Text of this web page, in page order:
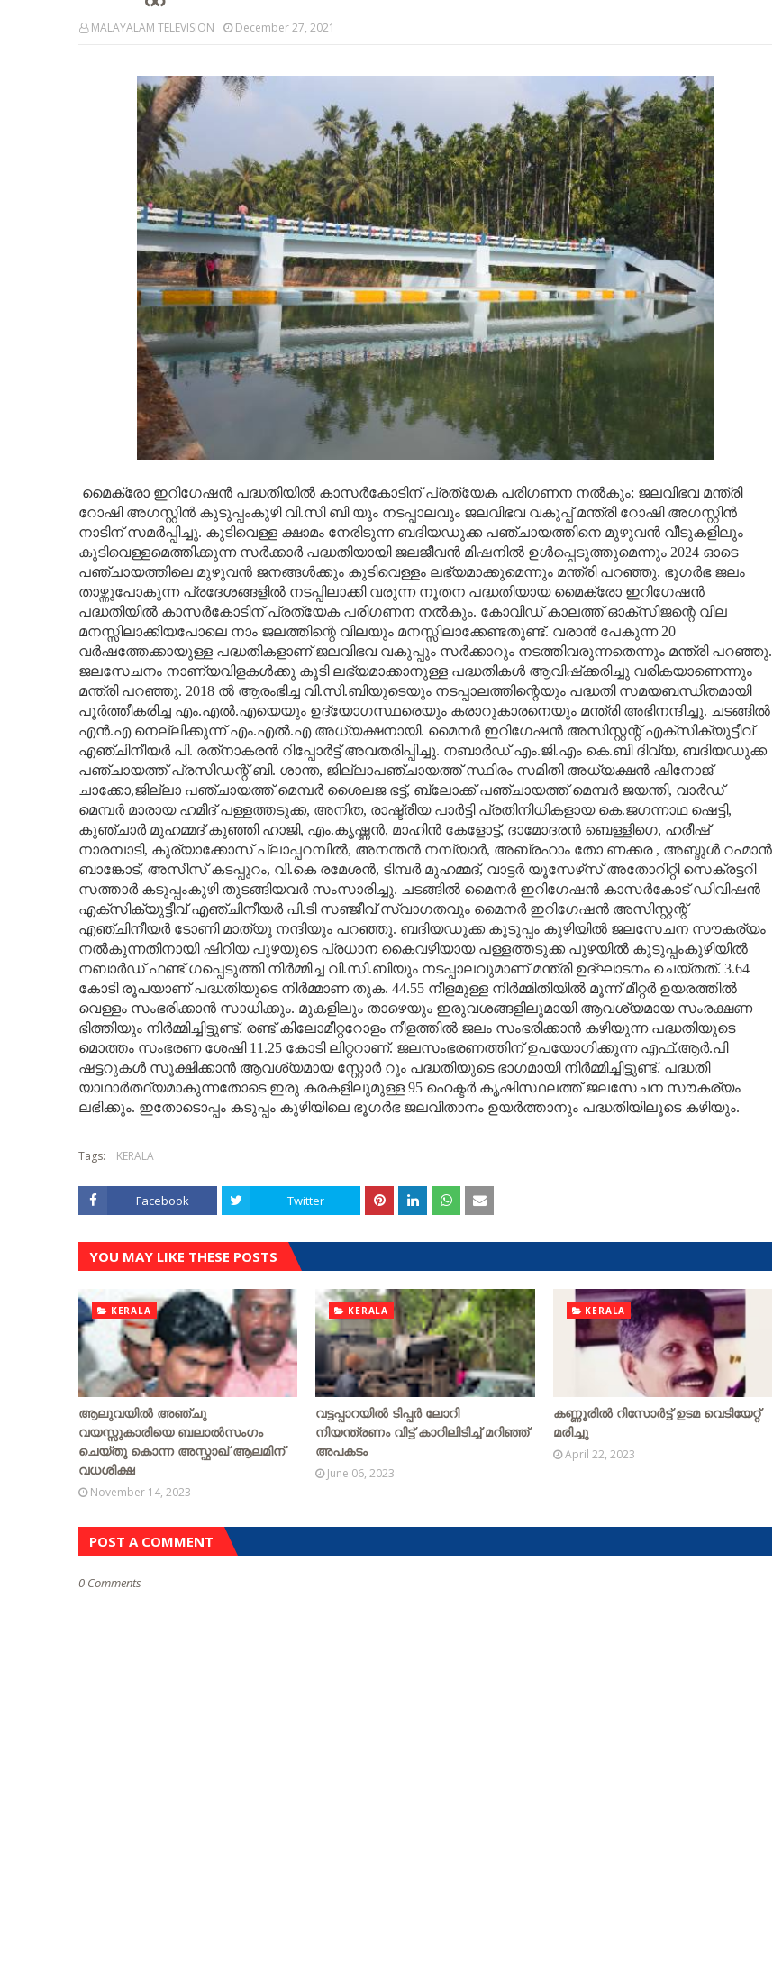
MALAYALAM TELEVISION December 27, 2021
മൈക്രോ ഇറിഗേഷന്‍ പദ്ധതിയില്‍ കാസര്‍കോടിന് പ്രത്യേക പരിഗണന നല്‍കും; ജലവിഭവ മന്ത്രി
റോഷി അഗസ്റ്റിന്‍ കുടുപ്പംകുഴി വി.സി ബി യും നടപ്പാലവും ജലവിഭവ വകുപ്പ് മന്ത്രി റോഷി അഗസ്റ്റിന്‍
നാടിന് സമര്‍പ്പിച്ചു. കുടിവെള്ള ക്ഷാമം നേരിടുന്ന ബദിയഡുക്ക പഞ്ചായത്തിനെ മുഴുവന്‍ വീടുകളിലും
കുടിവെള്ളമെത്തിക്കുന്ന സര്‍ക്കാര്‍ പദ്ധതിയായി ജലജീവന്‍ മിഷനില്‍ ഉള്‍പ്പെടുത്തുമെന്നും 2024 ഓടെ
പഞ്ചായത്തിലെ മുഴുവന്‍ ജനങ്ങള്‍ക്കും കുടിവെള്ളം ലഭ്യമാക്കുമെന്നും മന്ത്രി പറഞ്ഞു. ഭൂഗര്‍ഭ ജലം
താഴ്ന്നുപോകുന്ന പ്രദേശങ്ങളില്‍ നടപ്പിലാക്കി വരുന്ന നൂതന പദ്ധതിയായ മൈക്രോ ഇറിഗേഷന്‍
പദ്ധതിയില്‍ കാസര്‍കോടിന് പ്രത്യേക പരിഗണന നല്‍കും. കോവിഡ് കാലത്ത് ഓക്‌സിജന്റെ വില
മനസ്സിലാക്കിയപോലെ നാം ജലത്തിന്റെ വിലയും മനസ്സിലാക്കേണ്ടതുണ്ട്. വരാന്‍ പേകുന്ന 20
വര്‍ഷത്തേക്കായുള്ള പദ്ധതികളാണ് ജലവിഭവ വകുപ്പും സര്‍ക്കാറും നടത്തിവരുന്നതെന്നും മന്ത്രി പറഞ്ഞു.
ജലസേചനം നാണ്യവിളകള്‍ക്കു കൂടി ലഭ്യമാക്കാനുള്ള പദ്ധതികള്‍ ആവിഷ്‌ക്കരിച്ചു വരികയാണെന്നും
മന്ത്രി പറഞ്ഞു. 2018 ല്‍ ആരംഭിച്ച വി.സി.ബിയുടെയും നടപ്പാലത്തിന്റെയും പദ്ധതി സമയബന്ധിതമായി
പൂര്‍ത്തീകരിച്ച എം.എല്‍.എയെയും ഉദ്യോഗസ്ഥരെയും കരാറുകാരനെയും മന്ത്രി അഭിനന്ദിച്ചു. ചടങ്ങില്‍
എന്‍.എ നെല്ലിക്കുന്ന് എം.എല്‍.എ അധ്യക്ഷനായി. മൈനര്‍ ഇറിഗേഷന്‍ അസിസ്റ്റന്റ് എക്‌സിക്യുട്ടീവ്
എഞ്ചിനീയര്‍ പി. രത്‌നാകരന്‍ റിപ്പോര്‍ട്ട് അവതരിപ്പിച്ചു. നബാര്‍ഡ് എം.ജി.എം കെ.ബി ദിവ്യ, ബദിയഡുക്ക
പഞ്ചായത്ത് പ്രസിഡന്റ് ബി. ശാന്ത, ജില്ലാപഞ്ചായത്ത് സ്ഥിരം സമിതി അധ്യക്ഷന്‍ ഷിനോജ്
ചാക്കോ,ജില്ലാ പഞ്ചായത്ത് മെമ്പര്‍ ശൈലജ ഭട്ട്, ബ്ലോക്ക് പഞ്ചായത്ത് മെമ്പര്‍ ജയന്തി, വാര്‍ഡ്
മെമ്പര്‍ മാരായ ഹമീദ് പള്ളത്തടുക്ക, അനിത, രാഷ്ട്രീയ പാര്‍ട്ടി പ്രതിനിധികളായ കെ.ജഗന്നാഥ ഷെട്ടി,
കുഞ്ചാര്‍ മുഹമ്മദ് കുഞ്ഞി ഹാജി, എം.കൃഷ്ണന്‍, മാഹിന്‍ കേളോട്ട്, ദാമോദരന്‍ ബെള്ളിഗെ, ഹരീഷ്
നാരമ്പാടി, കുര്യാക്കോസ് പ്ലാപ്പറമ്പില്‍, അനന്തന്‍ നമ്പ്യാര്‍, അബ്രഹാം തോ ണക്കര , അബ്ദുള്‍ റഹ്മാന്‍
ബാങ്കോട്, അസീസ് കടപ്പുറം, വി.കെ രമേശന്‍, ടിമ്പര്‍ മുഹമ്മദ്, വാട്ടര്‍ യൂസേഴ്‌സ് അതോറിറ്റി സെക്രട്ടറി
സത്താര്‍ കടുപ്പംകുഴി തുടങ്ങിയവര്‍ സംസാരിച്ചു. ചടങ്ങില്‍ മൈനര്‍ ഇറിഗേഷന്‍ കാസര്‍കോട് ഡിവിഷന്‍
എക്‌സിക്യുട്ടീവ് എഞ്ചിനീയര്‍ പി.ടി സഞ്ജീവ് സ്വാഗതവും മൈനര്‍ ഇറിഗേഷന്‍ അസിസ്റ്റന്റ്
എഞ്ചിനീയര്‍ ടോണി മാത്യു നന്ദിയും പറഞ്ഞു. ബദിയഡുക്ക കുടുപ്പം കുഴിയില്‍ ജലസേചന സൗകര്യം
നല്‍കുന്നതിനായി ഷിറിയ പുഴയുടെ പ്രധാന കൈവഴിയായ പള്ളത്തടുക്ക പുഴയില്‍ കുടുപ്പംകുഴിയില്‍
നബാര്‍ഡ് ഫണ്ട് ഗപ്പെടുത്തി നിര്‍മ്മിച്ച വി.സി.ബിയും നടപ്പാലവുമാണ് മന്ത്രി ഉദ്ഘാടനം ചെയ്തത്. 3.64
കോടി രൂപയാണ് പദ്ധതിയുടെ നിര്‍മ്മാണ തുക. 44.55 നീളമുള്ള നിര്‍മ്മിതിയില്‍ മൂന്ന് മീറ്റര്‍ ഉയരത്തില്‍
വെള്ളം സംഭരിക്കാന്‍ സാധിക്കും. മുകളിലും താഴെയും ഇരുവശങ്ങളിലുമായി ആവശ്യമായ സംരക്ഷണ
ഭിത്തിയും നിര്‍മ്മിച്ചിട്ടുണ്ട്. രണ്ട് കിലോമീറ്ററോളം നീളത്തില്‍ ജലം സംഭരിക്കാന്‍ കഴിയുന്ന പദ്ധതിയുടെ
മൊത്തം സംഭരണ ശേഷി 11.25 കോടി ലിറ്ററാണ്. ജലസംഭരണത്തിന് ഉപയോഗിക്കുന്ന എഫ്.ആര്‍.പി
ഷട്ടറുകള്‍ സൂക്ഷിക്കാന്‍ ആവശ്യമായ സ്റ്റോര്‍ റൂം പദ്ധതിയുടെ ഭാഗമായി നിര്‍മ്മിച്ചിട്ടുണ്ട്. പദ്ധതി
യാഥാര്‍ത്ഥ്യമാകുന്നതോടെ ഇരു കരകളിലുമുള്ള 95 ഹെക്ടര്‍ കൃഷിസ്ഥലത്ത് ജലസേചന സൗകര്യം
ലഭിക്കും. ഇതോടൊപ്പം കടുപ്പം കുഴിയിലെ ഭൂഗര്‍ഭ ജലവിതാനം ഉയര്‍ത്താനും പദ്ധതിയിലൂടെ കഴിയും.
Tags: KERALA
Facebook Twitter
YOU MAY LIKE THESE POSTS
KERALA
ആലുവയിൽ അഞ്ചു
വയസ്സുകാരിയെ ബലാൽസംഗം
ചെയ്‌തു കൊന്ന അസ്ഫാഖ് ആലമിന്
വധശിക്ഷ
November 14, 2023
KERALA
വട്ടപ്പാറയില്‍ ടിപ്പര്‍ ലോറി
നിയന്ത്രണം വിട്ട് കാറിലിടിച്ച് മറിഞ്ഞ്
അപകടം
June 06, 2023
KERALA
കണ്ണൂരിൽ റിസോർട്ട് ഉടമ വെടിയേറ്റ്
മരിച്ചു
April 22, 2023
POST A COMMENT
0 Comments